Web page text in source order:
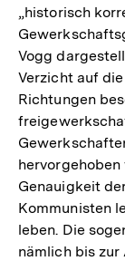
„historisch
Vogg
Verzicht auf
Richtungen
hervorgehoben
Genauigkeit
Kommunisten
leben. Die
nämlich bis